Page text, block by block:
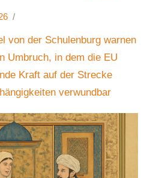
von der Schulenburg warnen
Umbruch, in dem die EU
Kraft auf der Strecke
verwundbar